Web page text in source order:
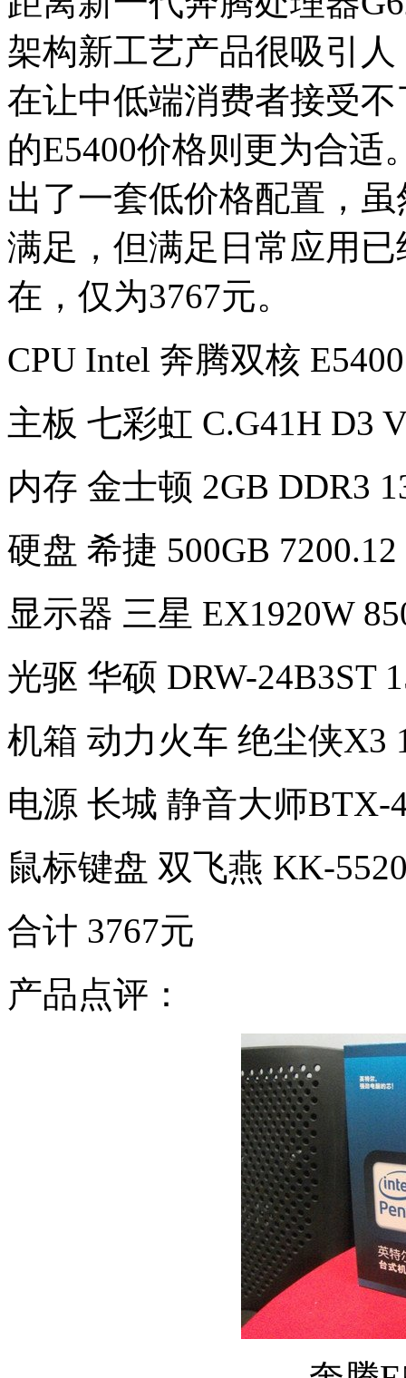
架构新工艺产品很吸引
在让中低端消费者接受
的E5400价格则更为合
出了一套低价格配置，
满足，但满足日常应用
在，仅为3767元。
CPU Intel 奔腾双核
主板 七彩虹 C.G41H D3
内存 金士顿 2GB DDR3
硬盘 希捷 500GB
显示器 三星 EX1920W
光驱 华硕 DRW-24B3ST
机箱 动力火车 绝尘侠X3
电源 长城 静音大师BTX-
鼠标键盘 双飞燕 KK-
合计 3767元
产品点评：